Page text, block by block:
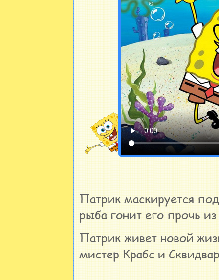
Патрик маскируется
рыба гонит его прочь
Патрик живет новой
мистер Крабс и